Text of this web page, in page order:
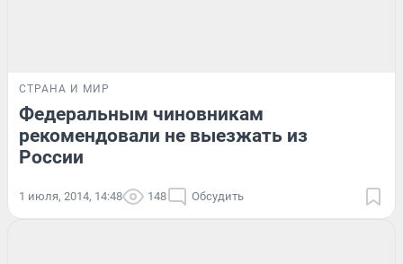
СТРАНА И МИР
Федеральным чиновникам
рекомендовали не выезжать из
России
1 июля, 2014, 14:48 148 Обсудить